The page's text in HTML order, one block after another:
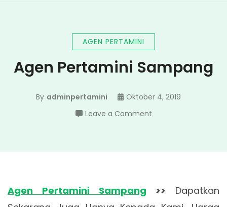
AGEN PERTAMINI
Agen Pertamini Sampang
By adminpertamini
Oktober 4, 2019
Leave a Commenton
Sampang
Agen Pertamini Sampang >> Dapatkan